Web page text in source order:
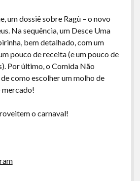
um dossiê sobre Ragù – o novo
Na sequência, um Desce Uma
bem detalhado, com um
pouco de receita (e um pouco de
Por último, o Comida Não
como escolher um molho de
mercado!
o carnaval!